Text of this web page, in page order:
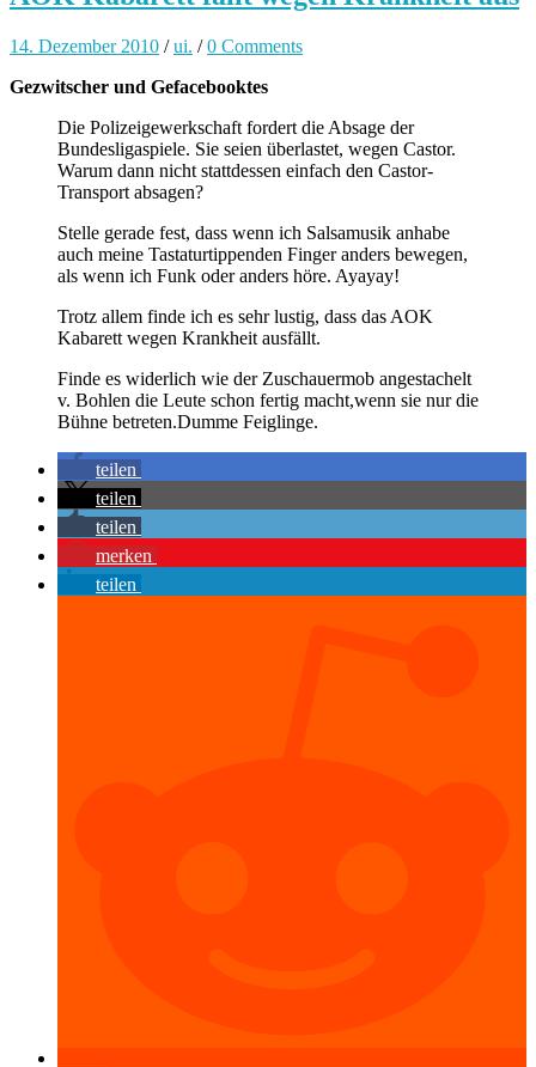
14. Dezember 2010 /ui. /0 Comments
Gezwitscher und Gefacebooktes
Die Polizeigewerkschaft fordert die Absage der
Bundesligaspiele. Sie seien überlastet, wegen Castor.
Warum dann nicht stattdessen einfach den Castor-
Transport absagen?
Stelle gerade fest, dass wenn ich Salsamusik anhabe
auch meine Tastaturtippenden Finger anders bewegen,
als wenn ich Funk oder anders höre. Ayayay!
Trotz allem finde ich es sehr lustig, dass das AOK
Kabarett wegen Krankheit ausfällt.
Finde es widerlich wie der Zuschauermob angestachelt
v. Bohlen die Leute schon fertig macht,wenn sie nur die
Bühne betreten.Dumme Feiglinge.
teilen
teilen
teilen
merken
teilen